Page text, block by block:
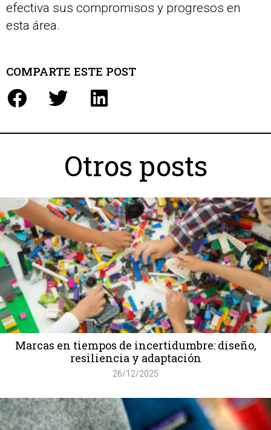
efectiva sus compromisos y progresos en
esta área.
COMPARTE ESTE POST
Otros posts
Marcas en tiempos de incertidumbre: diseño,
resiliencia y adaptación
26/12/2025